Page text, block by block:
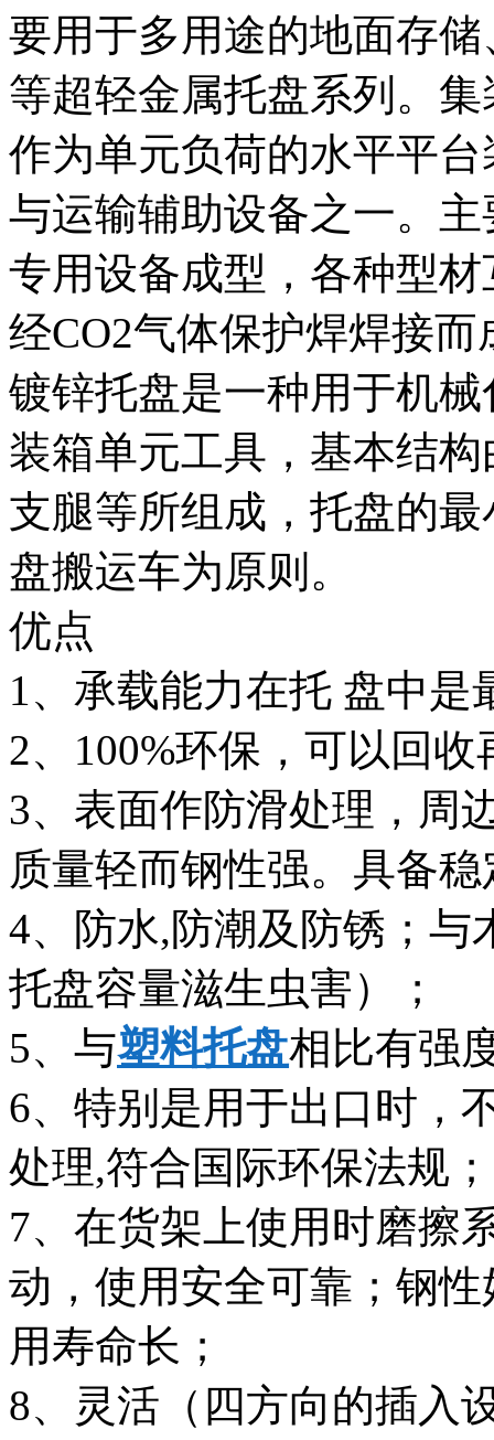
要用于多用途的地面存储
等超轻金属托盘系列。
作为单元负荷的水平平
与运输辅助设备之一。
专用设备成型，各种型
经CO2气体保护焊焊接而
镀锌托盘是一种用于机
装箱单元工具，基本结
支腿等所组成，托盘的
盘搬运车为原则。
优点
1、承载能力在托 盘中是
2、100%环保，可以回
3、表面作防滑处理，周
质量轻而钢性强。具备
4、防水,防潮及防锈；与
托盘容量滋生虫害）；
5、与塑料托盘相比有强
6、特别是用于出口时，
处理,符合国际环保法规；
7、在货架上使用时磨擦
动，使用安全可靠；钢
用寿命长；
8、灵活（四方向的插入